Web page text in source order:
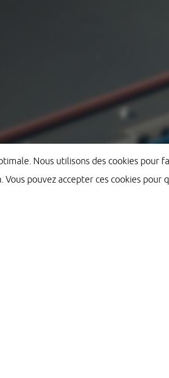
Nous utilisons des cookies pour
pouvez accepter ces cookies pour